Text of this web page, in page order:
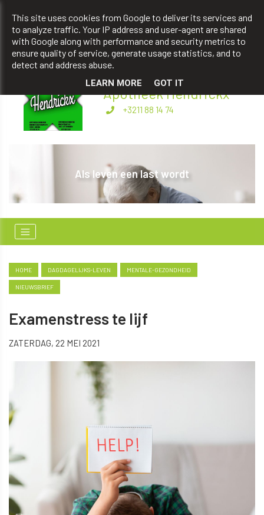
apotheekhendrickxbart@gmail.com
+3211 88 14 74
Apotheek Hendrickx
+3211 88 14 74
Als leven een last wordt
HOME DAGDAGELIJKS-LEVEN MENTALE-GEZONDHEID
NIEUWSBRIEF
Examenstress te lijf
ZATERDAG, 22 MEI 2021
This site uses cookies from Google to deliver its services and
to analyze traffic. Your IP address and user-agent are shared
with Google along with performance and security metrics to
ensure quality of service, generate usage statistics, and to
detect and address abuse.
LEARN MORE GOT IT